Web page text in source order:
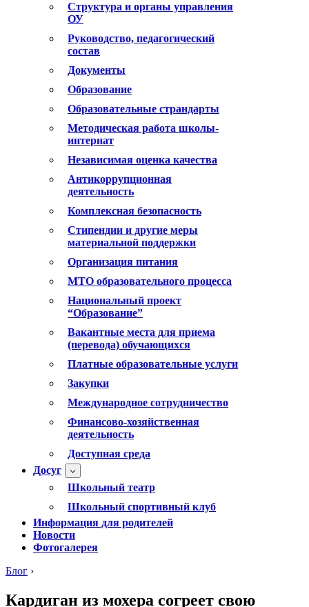
Структура и органы управления
ОУ
Руководство, педагогический
состав
Документы
Образование
Образовательные страндарты
Методическая работа школы-
интернат
Независимая оценка качества
Антикоррупционная
деятельность
Комплексная безопасность
Стипендии и другие меры
материальной поддержки
Организация питания
МТО образовательного процесса
Национальный проект
“Образование”
Вакантные места для приема
(перевода) обучающихся
Платные образовательные услуги
Закупки
Международное сотрудничество
Финансово-хозяйственная
деятельность
Доступная среда
Досуг
Школьный театр
Школьный спортивный клуб
Информация для родителей
Новости
Фотогалерея
Блог ›
Кардиган из мохера согреет свою